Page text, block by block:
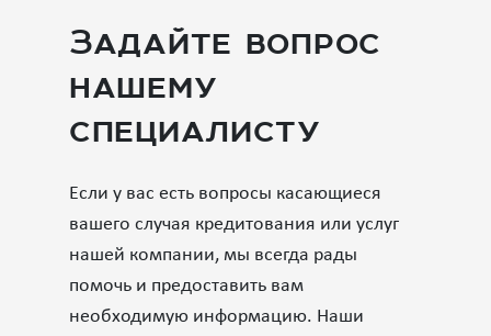
Задайте вопрос
нашему
специалисту
Если у вас есть вопросы касающиеся
вашего случая кредитования или услуг
нашей компании, мы всегда рады
помочь и предоставить вам
необходимую информацию. Наши